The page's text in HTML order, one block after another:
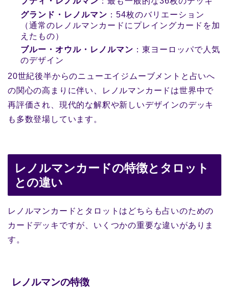
グランド・レノルマン ：54枚のバリエーション
（通常のレノルマンカードにプレイングカードを加
えたもの）
ブルー・オウル・レノルマン ：東ヨーロッパで人気
のデザイン
20世紀後半からのニューエイジムーブメントと占いへ
の関心の高まりに伴い、レノルマンカードは世界中で
再評価され、現代的な解釈や新しいデザインのデッキ
も多数登場しています。
レノルマンカードの特徴とタロット
との違い
レノルマンカードとタロットはどちらも占いのための
カードデッキですが、いくつかの重要な違いがありま
す。
レノルマンの特徴